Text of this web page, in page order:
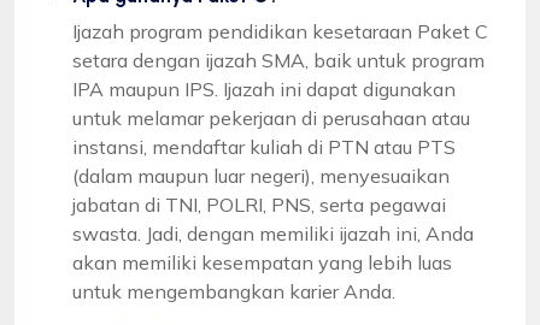
Ijazah program pendidikan kesetaraan Paket C
setara dengan ijazah SMA, baik untuk program
IPA maupun IPS. Ijazah ini dapat digunakan
untuk melamar pekerjaan di perusahaan atau
instansi, mendaftar kuliah di PTN atau PTS
(dalam maupun luar negeri), menyesuaikan
jabatan di TNI, POLRI, PNS, serta pegawai
swasta. Jadi, dengan memiliki ijazah ini, Anda
akan memiliki kesempatan yang lebih luas
untuk mengembangkan karier Anda.